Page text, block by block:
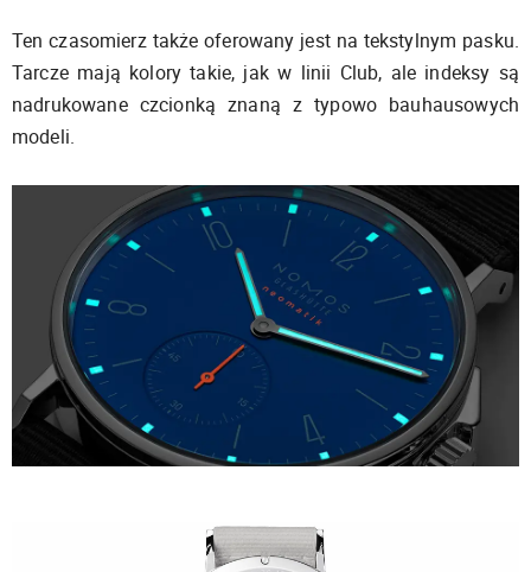
Ten czasomierz także oferowany jest na tekstylnym pasku.
Tarcze mają kolory takie, jak w linii Club, ale indeksy są
nadrukowane czcionką znaną z typowo bauhausowych
modeli.